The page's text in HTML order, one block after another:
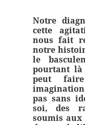
Notre
cette
nous fait
notre
le
pourtant
peut
pas sans
soi, des
soumis